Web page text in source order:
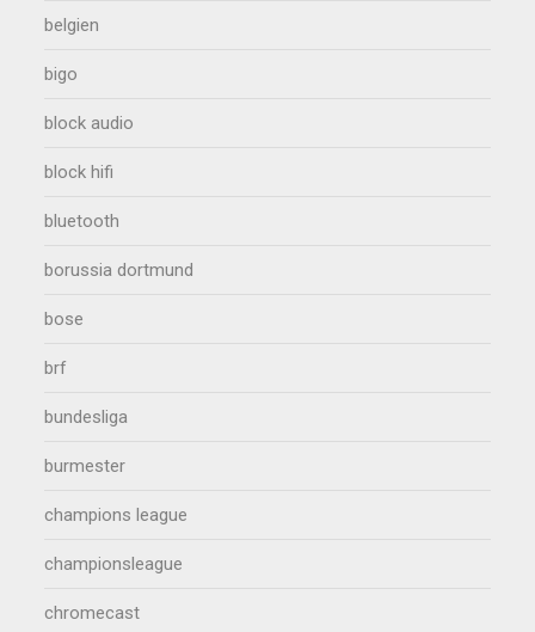
belgien
bigo
block audio
block hifi
bluetooth
borussia dortmund
bose
brf
bundesliga
burmester
champions league
championsleague
chromecast